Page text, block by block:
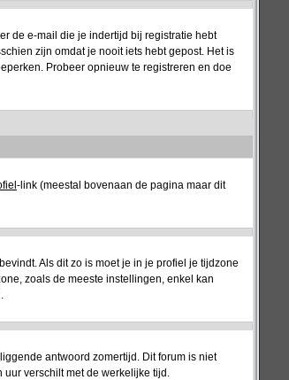
de e-mail die je indertijd bij registratie hebt
zijn omdat je nooit iets hebt gepost. Het is
Probeer opnieuw te registreren en doe
-link (meestal bovenaan de pagina maar dit
Als dit zo is moet je in je profiel je tijdzone
zoals de meeste instellingen, enkel kan
antwoord zomertijd. Dit forum is niet
verschilt met de werkelijke tijd.